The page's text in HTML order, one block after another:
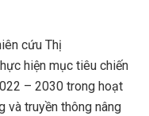
cứu Thị
hiện mục tiêu chiến
– 2030 trong hoạt
và truyền thông nâng